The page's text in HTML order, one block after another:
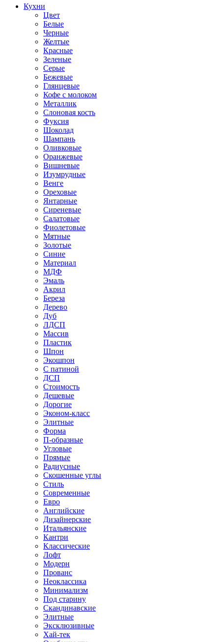
Кухни
Цвет
Белые
Черные
Желтые
Красные
Зеленые
Серые
Бежевые
Глянцевые
Кофе с молоком
Металлик
Слоновая кость
Фуксия
Шоколад
Шампань
Оливковые
Оранжевые
Вишневые
Изумрудные
Венге
Ореховые
Янтарные
Сиреневые
Салатовые
Фиолетовые
Мятные
Золотые
Синие
Материал
МДФ
Эмаль
Акрил
Береза
Дерево
Дуб
ЛДСП
Массив
Пластик
Шпон
Экошпон
С патиной
ДСП
Стоимость
Дешевые
Дорогие
Эконом-класс
Элитные
Форма
П-образные
Угловые
Прямые
Радиусные
Скошенные углы
Стиль
Современные
Евро
Английские
Дизайнерские
Итальянские
Кантри
Классические
Лофт
Модерн
Прованс
Неоклассика
Минимализм
Под старину
Скандинавские
Элитные
Эксклюзивные
Хай-тек